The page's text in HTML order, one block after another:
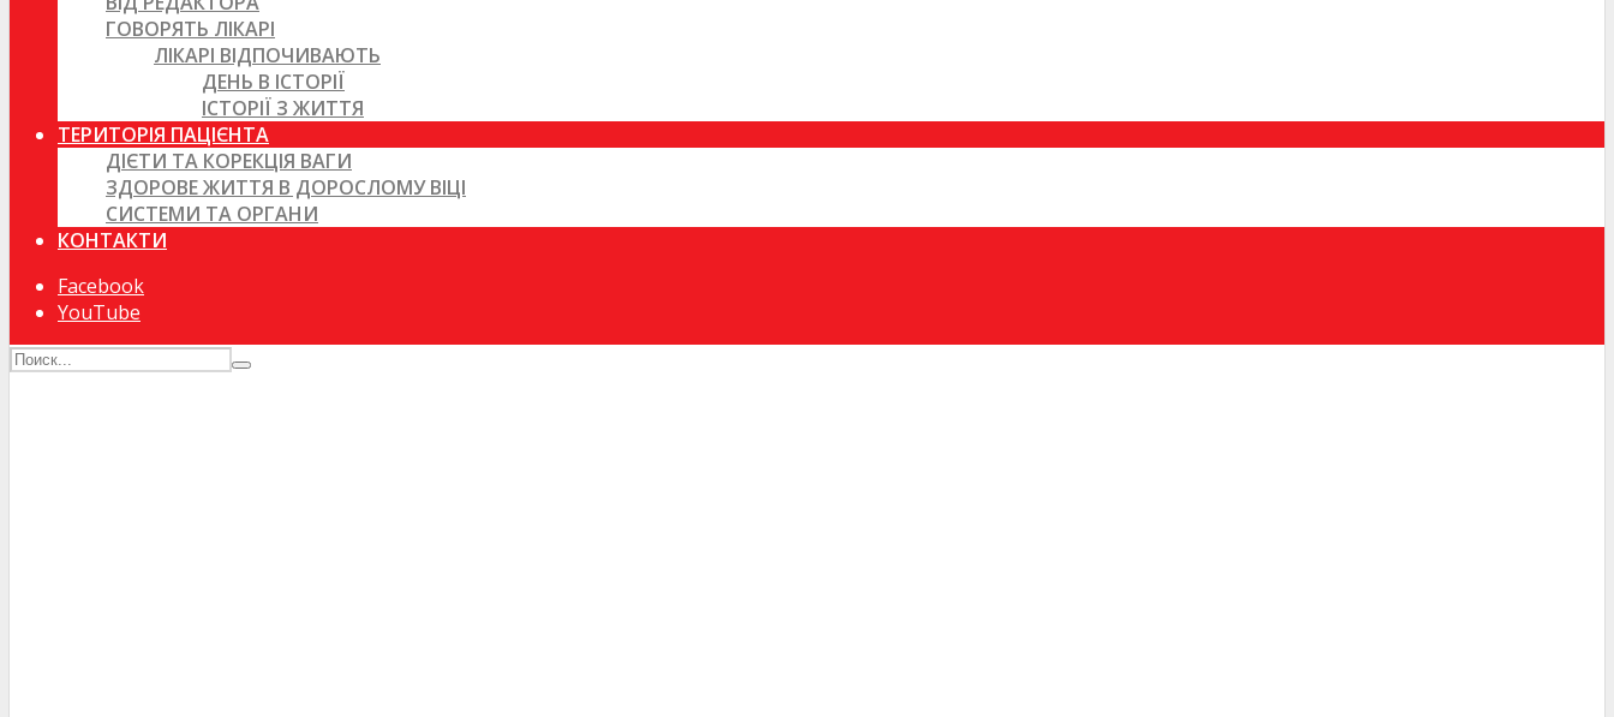
ГОВОРЯТЬ ЛІКАРІ
ЛІКАРІ ВІДПОЧИВАЮТЬ
ДЕНЬ В ІСТОРІЇ
ІСТОРІЇ З ЖИТТЯ
ТЕРИТОРІЯ ПАЦІЄНТА
ДІЄТИ ТА КОРЕКЦІЯ ВАГИ
ЗДОРОВЕ ЖИТТЯ В ДОРОСЛОМУ ВІЦІ
СИСТЕМИ ТА ОРГАНИ
КОНТАКТИ
Facebook
YouTube